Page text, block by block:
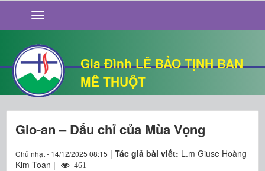
Gia Đình LÊ BẢO TỊNH BAN
MÊ THUỘT
GIỚI THIỆU
TIN TỨC
SỐNG ĐẠO
CHUYỆN NHÀ
QUÁN VĂN
THƯ GIÃN
Gio-an – Dấu chỉ của Mùa Vọng
Chủ nhật - 14/12/2025 08:15 | Tác giả bài viết: L.m Giuse Hoàng
Kim Toan |
461